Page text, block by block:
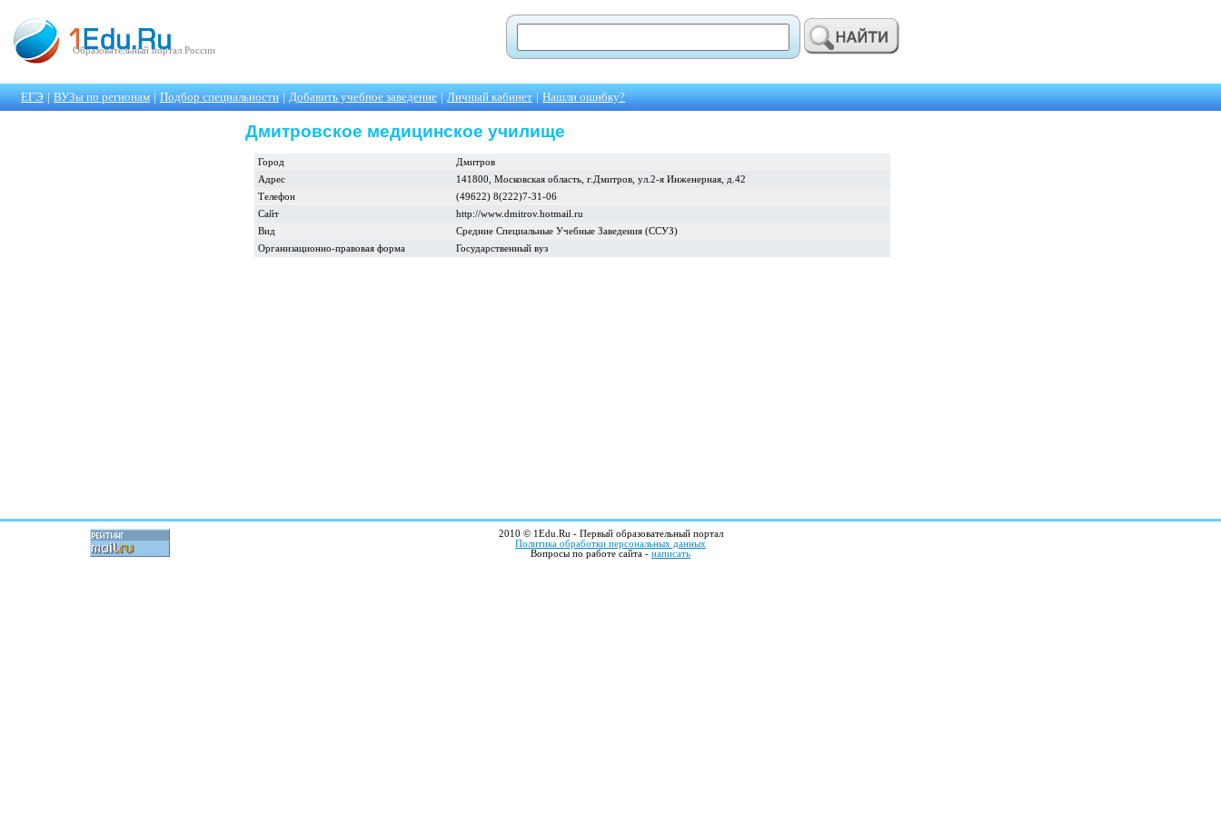
Образовательный портал России
ЕГЭ | ВУЗы по регионам | Подбор специальности | Добавить учебное заведение | Личный кабинет | Нашли ошибку?
Дмитровское медицинское училище
Город
Дмитров
Адрес
141800, Московская область, г.Дмитpов, ул.2-я Инженеpная, д.42
Телефон
(49622) 8(222)7-31-06
Сайт
http://www.dmitrov.hotmail.ru
Вид
Средние Специальные Учебные Заведения (ССУЗ)
Организационно-правовая форма
Государственный вуз
2010 © 1Edu.Ru - Первый образовательный портал
Политика обработки персональных данных
Вопросы по работе сайта - написать